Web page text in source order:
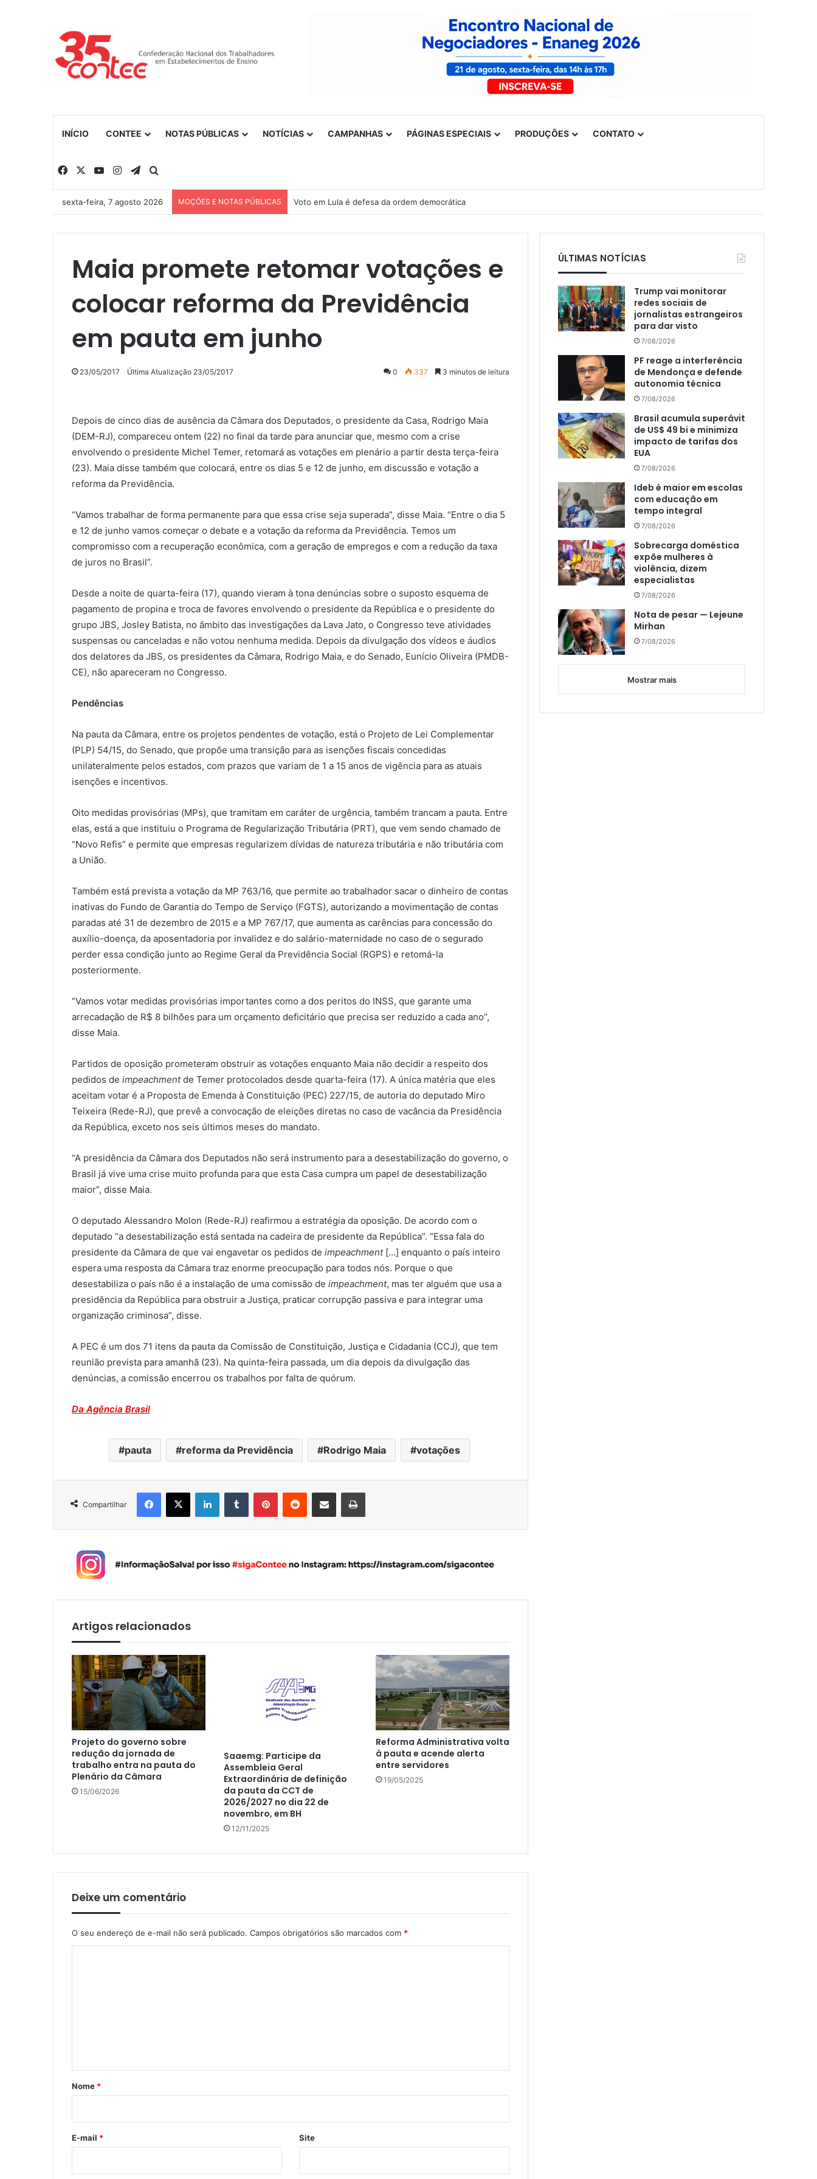
INÍCIO CONTEE NOTAS PÚBLICAS NOTÍCIAS CAMPANHAS PÁGINAS ESPECIAIS PRODUÇÕES CONTATO
Facebook YouTubeInstagramTelegram
sexta-feira, 7 agosto 2026 MOÇÕES E NOTAS PÚBLICAS Nota de solidariedade ao povo venezuelano
Maia promete retomar votações e
colocar reforma da Previdência
em pauta em junho
23/05/2017 Última Atualização 23/05/2017 0 337 3 minutos de leitura
Depois de cinco dias de ausência da Câmara dos Deputados, o presidente da Casa, Rodrigo Maia
(DEM-RJ), compareceu ontem (22) no final da tarde para anunciar que, mesmo com a crise
envolvendo o presidente Michel Temer, retomará as votações em plenário a partir desta terça-feira
(23). Maia disse também que colocará, entre os dias 5 e 12 de junho, em discussão e votação a
reforma da Previdência.
“Vamos trabalhar de forma permanente para que essa crise seja superada”, disse Maia. “Entre o dia 5
e 12 de junho vamos começar o debate e a votação da reforma da Previdência. Temos um
compromisso com a recuperação econômica, com a geração de empregos e com a redução da taxa
de juros no Brasil”.
Desde a noite de quarta-feira (17), quando vieram à tona denúncias sobre o suposto esquema de
pagamento de propina e troca de favores envolvendo o presidente da República e o presidente do
grupo JBS, Josley Batista, no âmbito das investigações da Lava Jato, o Congresso teve atividades
suspensas ou canceladas e não votou nenhuma medida. Depois da divulgação dos vídeos e áudios
dos delatores da JBS, os presidentes da Câmara, Rodrigo Maia, e do Senado, Eunício Oliveira (PMDB-
CE), não apareceram no Congresso.
Pendências
Na pauta da Câmara, entre os projetos pendentes de votação, está o Projeto de Lei Complementar
(PLP) 54/15, do Senado, que propõe uma transição para as isenções fiscais concedidas
unilateralmente pelos estados, com prazos que variam de 1 a 15 anos de vigência para as atuais
isenções e incentivos.
Oito medidas provisórias (MPs), que tramitam em caráter de urgência, também trancam a pauta. Entre
elas, está a que instituiu o Programa de Regularização Tributária (PRT), que vem sendo chamado de
“Novo Refis” e permite que empresas regularizem dívidas de natureza tributária e não tributária com
a União.
Também está prevista a votação da MP 763/16, que permite ao trabalhador sacar o dinheiro de contas
inativas do Fundo de Garantia do Tempo de Serviço (FGTS), autorizando a movimentação de contas
paradas até 31 de dezembro de 2015 e a MP 767/17, que aumenta as carências para concessão do
auxílio-doença, da aposentadoria por invalidez e do salário-maternidade no caso de o segurado
perder essa condição junto ao Regime Geral da Previdência Social (RGPS) e retomá-la
posteriormente.
“Vamos votar medidas provisórias importantes como a dos peritos do INSS, que garante uma
arrecadação de R$ 8 bilhões para um orçamento deficitário que precisa ser reduzido a cada ano”,
disse Maia.
Partidos de oposição prometeram obstruir as votações enquanto Maia não decidir a respeito dos
pedidos de impeachmentde Temer protocolados desde quarta-feira (17). A única matéria que eles
aceitam votar é a Proposta de Emenda à Constituição (PEC) 227/15, de autoria do deputado Miro
Teixeira (Rede-RJ), que prevê a convocação de eleições diretas no caso de vacância da Presidência
da República, exceto nos seis últimos meses do mandato.
“A presidência da Câmara dos Deputados não será instrumento para a desestabilização do governo, o
Brasil já vive uma crise muito profunda para que esta Casa cumpra um papel de desestabilização
maior”, disse Maia.
O deputado Alessandro Molon (Rede-RJ) reafirmou a estratégia da oposição. De acordo com o
deputado “a desestabilização está sentada na cadeira de presidente da República”. “Essa fala do
presidente da Câmara de que vai engavetar os pedidos de impeachment […] enquanto o país inteiro
espera uma resposta da Câmara traz enorme preocupação para todos nós. Porque o que
desestabiliza o país não é a instalação de uma comissão de impeachment, mas ter alguém que usa a
presidência da República para obstruir a Justiça, praticar corrupção passiva e para integrar uma
organização criminosa”, disse.
A PEC é um dos 71 itens da pauta da Comissão de Constituição, Justiça e Cidadania (CCJ), que tem
reunião prevista para amanhã (23). Na quinta-feira passada, um dia depois da divulgação das
denúncias, a comissão encerrou os trabalhos por falta de quórum.
Da Agência Brasil
pauta reforma da Previdência Rodrigo Maia votações
Compartilhar
Artigos relacionados
Projeto do governo sobre
redução da jornada de
trabalho entra na pauta do
Plenário da Câmara
15/06/2026
Saaemg: Participe da
Assembleia Geral
Extraordinária de definição
da pauta da CCT de
2026/2027 no dia 22 de
novembro, em BH
12/11/2025
Reforma Administrativa volta
à pauta e acende alerta
entre servidores
19/05/2025
Deixe um comentário
O seu endereço de e-mail não será publicado. Campos obrigatórios são marcados com *
r
*
Nome *
E-mail * Site
ÚLTIMAS NOTÍCIAS
Trump vai monitorar
redes sociais de
jornalistas estrangeiros
para dar visto
7/08/2026
PF reage a interferência
de Mendonça e defende
autonomia técnica
7/08/2026
Brasil acumula superávit
de US$ 49 bi e minimiza
impacto de tarifas dos
EUA
7/08/2026
Ideb é maior em escolas
com educação em
tempo integral
7/08/2026
Sobrecarga doméstica
expõe mulheres à
violência, dizem
especialistas
7/08/2026
Nota de pesar — Lejeune
Mirhan
7/08/2026
Mostrar mais